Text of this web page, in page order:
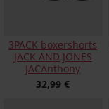
3PACK boxershorts
JACK AND JONES
JACAnthony
32,99 €